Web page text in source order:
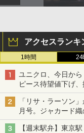
アクセスランキ
1時間 24
ユニクロ、今日か
ピース待望値下げ
「リサ・ラーソン
月号。ジャカード
【週末駅弁】東京